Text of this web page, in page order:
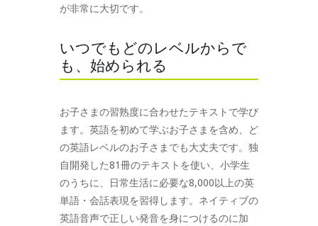
が非常に大切です。
いつでもどのレベルからで
も、始められる
お子さまの習熟度に合わせたテキストで学び
ます。英語を初めて学ぶお子さまを含め、ど
の英語レベルのお子さまでも大丈夫です。独
自開発した81冊のテキストを使い、小学生
のうちに、日常生活に必要な8,000以上の英
単語・会話表現を習得します。ネイティブの
英語音声で正しい発音を身につけるのに加